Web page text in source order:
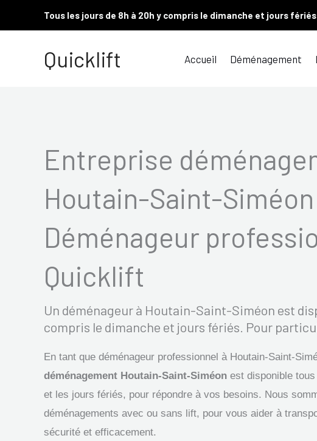
au
Tous les jours de 8h à 20h y compris le dimanche et jours fériés
Quicklift Accueil Déménagement
Entreprise
Houtain-Saint-
Déménageur
Quicklift
Un déménageur à Houtain-Saint-Siméon est
compris le dimanche et jours fériés. Pour
En tant que déménageur professionnel à Houtain-Saint-
déménagement Houtain-Saint-Siméon est disponible
et les jours fériés, pour répondre à vos besoins. Nous
déménagements avec ou sans lift, pour vous aider à
sécurité et efficacement.